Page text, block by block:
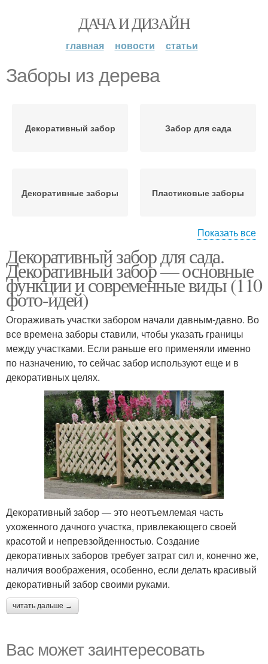
ДАЧА И ДИЗАЙН
главная новости статьи
Заборы из дерева
Декоративный забор Забор для сада
Декоративные заборы Пластиковые заборы
Заборы в декоре Деревянный забор
Штакетник из дерева Бюджетный забор
Показать все
Декоративный забор для сада.
Декоративный забор — основные
функции и современные виды (110
фото-идей)
Огораживать участки забором начали давным-давно. Во
все времена заборы ставили, чтобы указать границы
между участками. Если раньше его применяли именно
по назначению, то сейчас забор используют еще и в
декоративных целях.
Декоративный забор — это неотъемлемая часть
ухоженного дачного участка, привлекающего своей
красотой и непревзойденностью. Создание
декоративных заборов требует затрат сил и, конечно же,
наличия воображения, особенно, если делать красивый
декоративный забор своими руками.
читать дальше →
Вас может заинтересовать